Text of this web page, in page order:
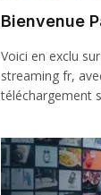
Bienvenue
Voici en exclu
streaming fr,
téléchargement